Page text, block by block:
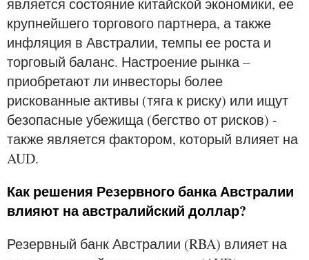
является состояние китайской экономики, ее
крупнейшего торгового партнера, а также
инфляция в Австралии, темпы ее роста и
торговый баланс. Настроение рынка –
приобретают ли инвесторы более
рискованные активы (тяга к риску) или ищут
безопасные убежища (бегство от рисков) -
также является фактором, который влияет на
AUD.
Как решения Резервного банка Австралии
влияют на австралийский доллар?
Резервный банк Австралии (RBA) влияет на